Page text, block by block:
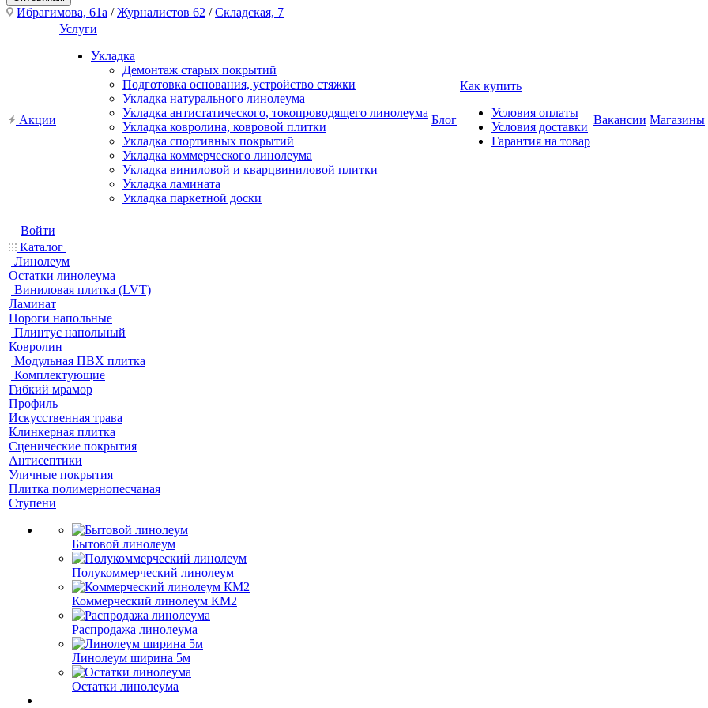
Ибрагимова, 61а /Журналистов 62 /Складская, 7
Акции
Услуги
Укладка
Демонтаж старых покрытий
Подготовка основания, устройство стяжки
Укладка натурального линолеума
Укладка антистатического, токопроводящего линолеума
Укладка ковролина, ковровой плитки
Укладка спортивных покрытий
Укладка коммерческого линолеума
Укладка виниловой и кварцвиниловой плитки
Укладка ламината
Укладка паркетной доски
Блог
Как купить
Условия оплаты
Условия доставки
Гарантия на товар
Вакансии Магазины
Войти
Каталог
Линолеум
Остатки линолеума
Виниловая плитка (LVT)
Ламинат
Пороги напольные
Плинтус напольный
Ковролин
Модульная ПВХ плитка
Комплектующие
Гибкий мрамор
Профиль
Искусственная трава
Клинкерная плитка
Сценические покрытия
Антисептики
Уличные покрытия
Плитка полимернопесчаная
Ступени
Бытовой линолеум
Полукоммерческий линолеум
Коммерческий линолеум КМ2
Распродажа линолеума
Линолеум ширина 5м
Остатки линолеума